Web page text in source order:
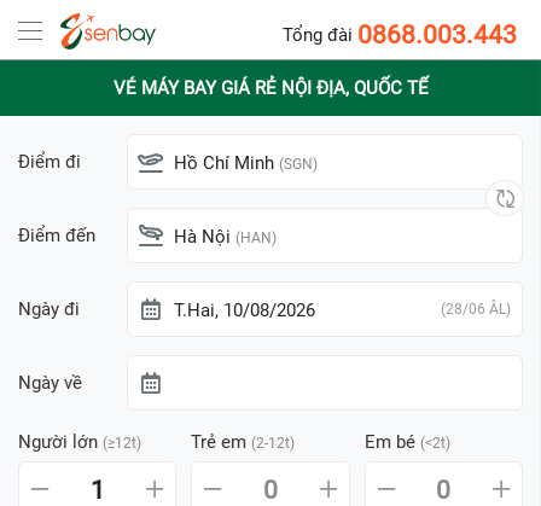
Tổng đài 0868.003.443
VÉ MÁY BAY GIÁ RẺ NỘI ĐỊA, QUỐC TẾ
Điểm đi Hồ Chí Minh (SGN)
Điểm đến Hà Nội (HAN)
Ngày đi T.Hai, 10/08/2026 (28/06 ÂL)
Ngày về
Người lớn (≥12t) Trẻ em (2-12t) Em bé (<2t)
1 0 0